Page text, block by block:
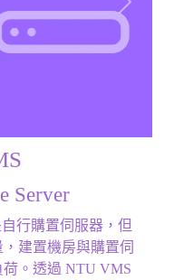
Next
Server
行購置伺服器，但
建置機房與購置伺
。透過 NTU VMS